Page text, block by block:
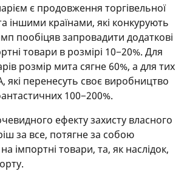
є продовження торгівельної
іншими країнами, які конкурують
пообіцяв запровадити додаткові
товари в розмірі 10−20%. Для
розмір мита сягне 60%, а для тих
які перенесуть своє виробництво
100−200%.
ефекту захисту власного
за все, потягне за собою
імпортні товари, та, як наслідок,